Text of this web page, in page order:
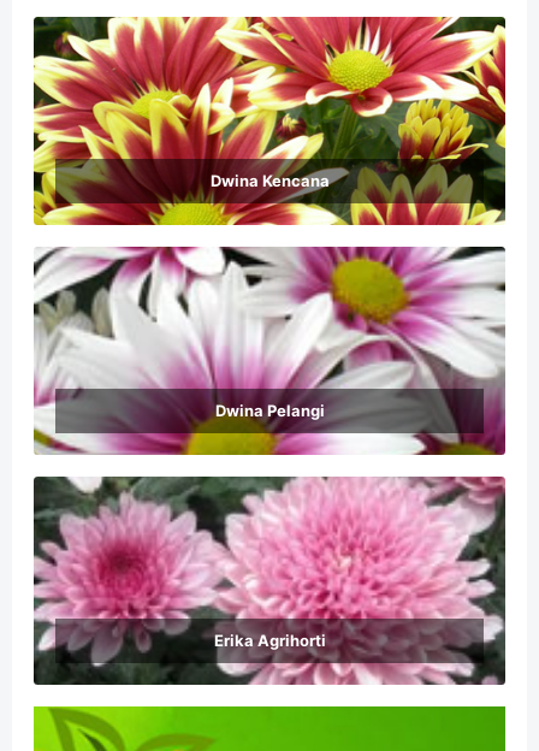
Dwina Kencana
Dwina Pelangi
Erika Agrihorti